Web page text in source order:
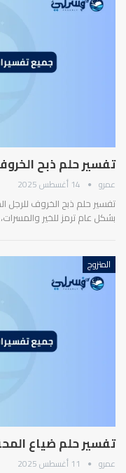
تفسير حلم ذبح
عمرو 14 أغسطس 2025
تفسير حلم ذبح الخروف للرجل
بشكل عام ترمز للخير
المتزوج
تفسير حلم ضياع
عمرو 11 أغسطس 2025